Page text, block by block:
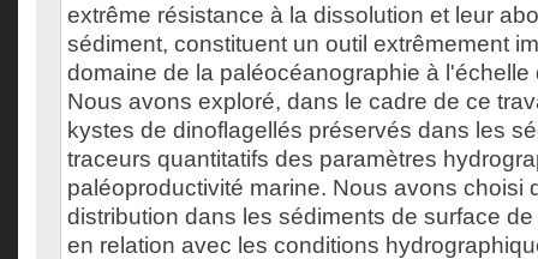
extrême résistance à la dissolution et leur
sédiment, constituent un outil extrêmement
domaine de la paléocéanographie à l'échelle
Nous avons exploré, dans le cadre de ce
kystes de dinoflagellés préservés dans les
traceurs quantitatifs des paramètres
paléoproductivité marine. Nous avons choisi
distribution dans les sédiments de surface
en relation avec les conditions